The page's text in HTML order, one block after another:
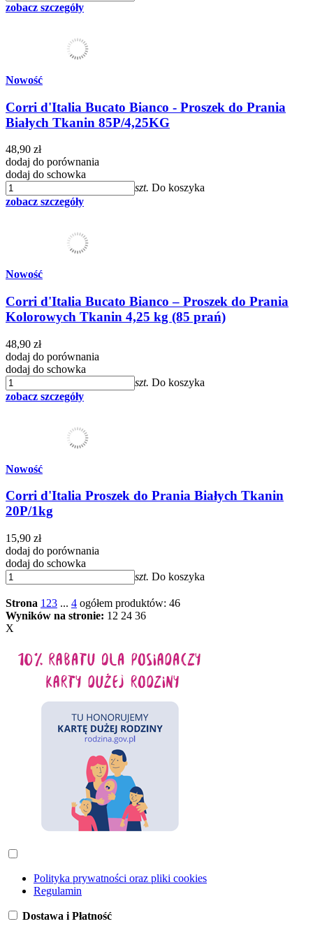
zobacz szczegóły
Nowość
Corri d'Italia Bucato Bianco - Proszek do Prania
Białych Tkanin 85P/4,25KG
48,90 zł
dodaj do porównania
dodaj do schowka
szt. Do koszyka
zobacz szczegóły
Nowość
Corri d'Italia Bucato Bianco – Proszek do Prania
Kolorowych Tkanin 4,25 kg (85 prań)
48,90 zł
dodaj do porównania
dodaj do schowka
szt. Do koszyka
zobacz szczegóły
Nowość
Corri d'Italia Proszek do Prania Białych Tkanin
20P/1kg
15,90 zł
dodaj do porównania
dodaj do schowka
szt. Do koszyka
Strona 1 23 ... 4 ogółem produktów: 46
Wyników na stronie: 12 24 36
X
Polityka prywatności oraz pliki cookies
Regulamin
Dostawa i Płatność